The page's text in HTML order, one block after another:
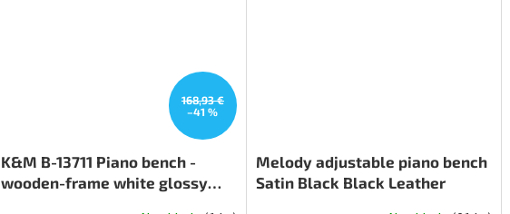
168,93 €
–41 %
K&M B-13711 Piano bench -
wooden-frame white glossy
Melody adjustable piano bench
Satin Black Black Leather